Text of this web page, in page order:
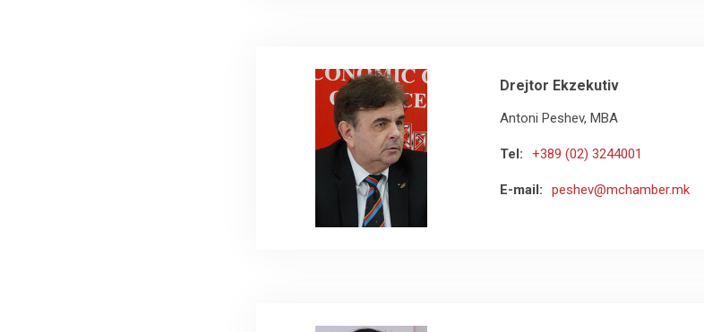
Drejtor Ekzekutiv
Antoni Peshev, MBA
Tel: +389 (02) 3244001
E-mail: peshev@mchamber.mk